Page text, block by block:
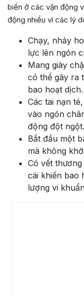
biến ở các vận động
động nhiều vì các lý
Chạy, nhảy
lực lên ngón
Mang giày
có thể gây ra
bao hoạt dịch.
Các tai nạn
vào ngón
động đột ngột.
Bắt đầu một
mà không
Có vết
cái khiến bao
lượng vi